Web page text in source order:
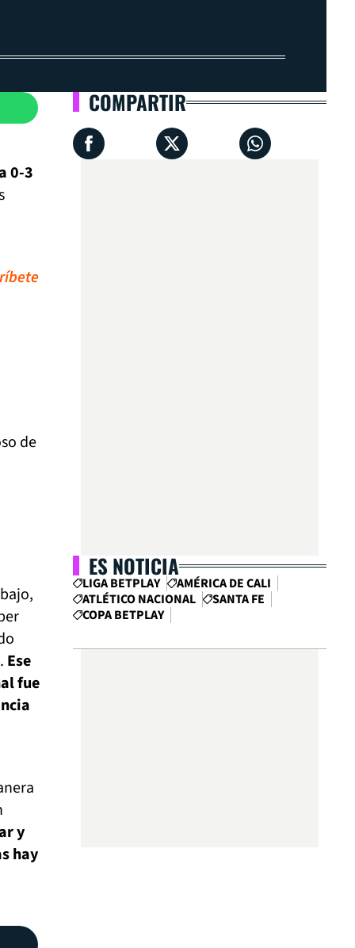
0-3
de
Ese
fue
y
hay
COMPARTIR
ES NOTICIA
LIGA BETPLAY
AMÉRICA DE CALI
ATLÉTICO NACIONAL
SANTA FE
COPA BETPLAY